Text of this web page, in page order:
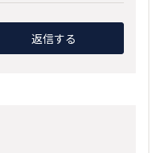
返信する